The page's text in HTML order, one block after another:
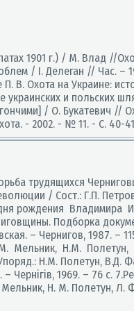
1901 г.) / М. Влад //
/ І. Делеган // Час. –
П. В. Охота на Украине:
и польских
/ О. Букатевич //
- 2002. - № 11. - С. 40-
трудящихся
/ Сост.: Г.П.
дня рождения
Подборка
– Чернигов, 1987. –
Мельник, Н.М.
Н.М. Полетун, В.Д.
Чернігів, 1969. – 76 с.
Н. М. Полетун, Л.